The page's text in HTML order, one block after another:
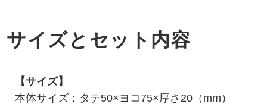
サイズとセット内容
【サイズ】
本体サイズ：タテ50×ヨコ75×厚さ20（mm）